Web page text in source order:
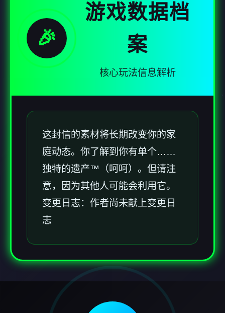
🎉
游戏数据档
案
核心玩法信息解析
这封信的素材将长期改变你的家
庭动态。你了解到你有单个……
独特的遗产™（呵呵）。但请注
意，因为其他人可能会利用它。
变更日志：作者尚未献上变更日
志